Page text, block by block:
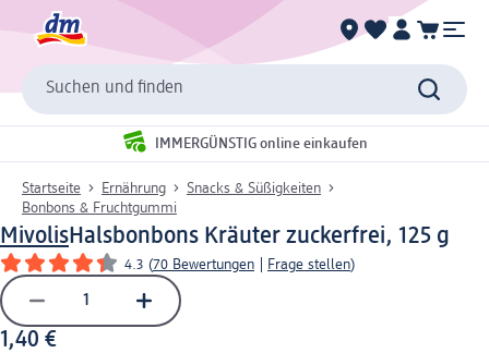
Suchen und finden
IMMERGÜNSTIG online einkaufen
Startseite Ernährung
Snacks & Süßigkeiten
Bonbons & Fruchtgummi
MivolisHalsbonbons Kräuter zuckerfrei, 125 g
4.3 (70 Bewertungen Frage stellen)
1,40 €